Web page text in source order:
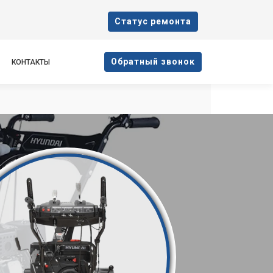
Cтатус ремонта
КОНТАКТЫ Oбратный звонок